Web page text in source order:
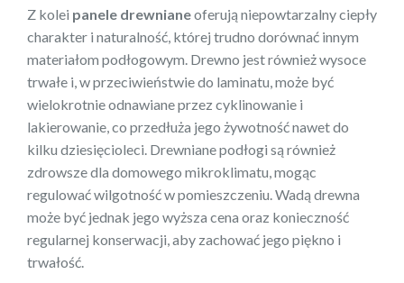
Z kolei panele drewnianeoferują niepowtarzalny ciepły
charakter i naturalność, której trudno dorównać innym
materiałom podłogowym. Drewno jest również wysoce
trwałe i, w przeciwieństwie do laminatu, może być
wielokrotnie odnawiane przez cyklinowanie i
lakierowanie, co przedłuża jego żywotność nawet do
kilku dziesięcioleci. Drewniane podłogi są również
zdrowsze dla domowego mikroklimatu, mogąc
regulować wilgotność w pomieszczeniu. Wadą drewna
może być jednak jego wyższa cena oraz konieczność
regularnej konserwacji, aby zachować jego piękno i
trwałość.